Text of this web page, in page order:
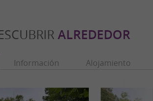
ALREDEDOR
Información Alojamiento